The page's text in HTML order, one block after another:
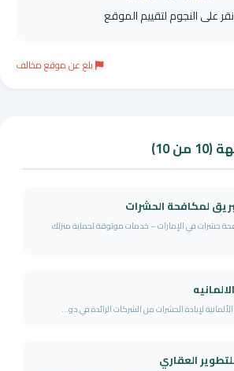
على النجوم لتقييم الموقع
بلغ عن موقع مخالف
10)
لمكافحة الحشرات
حشرات في الإمارات – خدمات موثوقة لحماية منزلك
لإبادة الحشرات من الشركات الرائدة في دو...
العقاري